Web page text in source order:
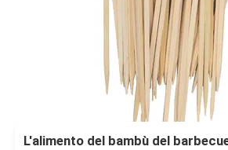
L'alimento del bambù del